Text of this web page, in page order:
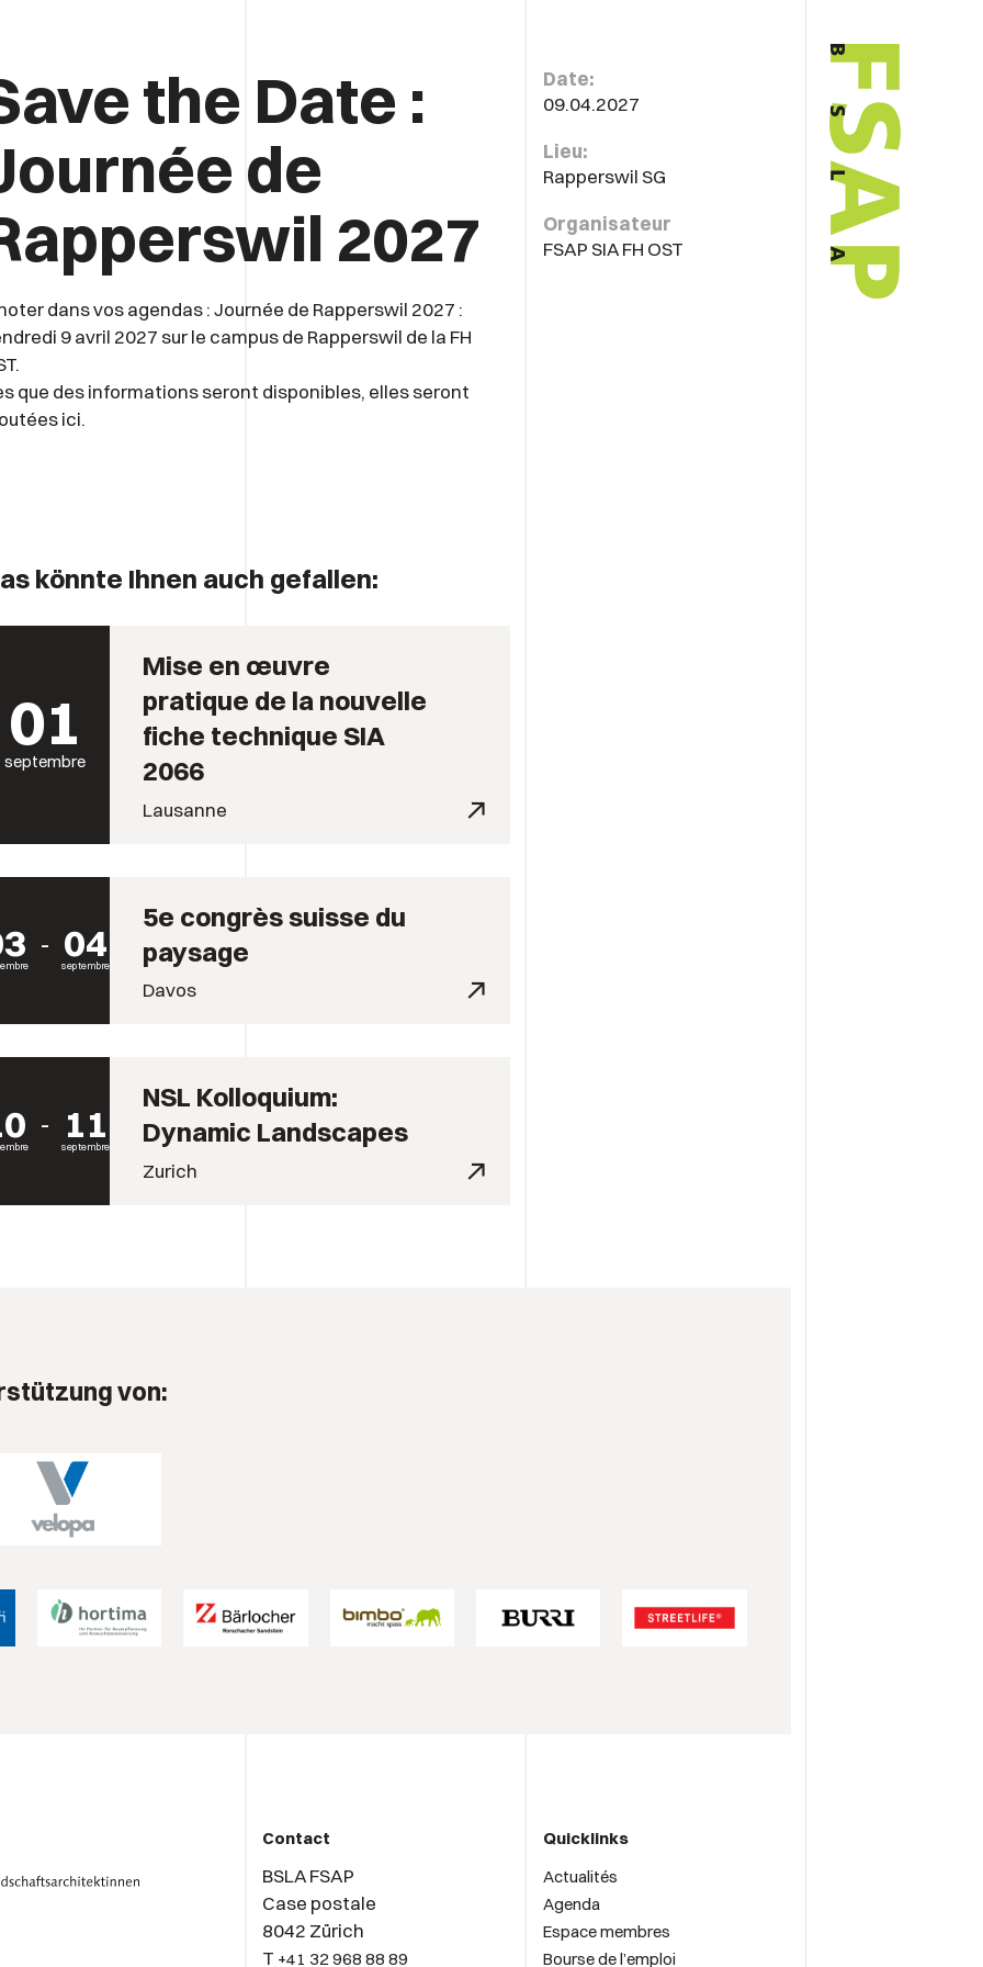
the Date :
de
2027
dans vos agendas : Journée de Rapperswil 2027 :
9 avril 2027 sur le campus de Rapperswil de la FH
que des informations seront disponibles, elles seront
ici.
könnte Ihnen auch gefallen:
01
septembre
Mise en œuvre
pratique de la nouvelle
fiche technique SIA
2066
Lausanne
04
septembre
5e congrès suisse du
paysage
Davos
11
septembre
NSL Kolloquium:
Dynamic Landscapes
Zurich
Date:
09.04.2027
Lieu:
Rapperswil SG
Organisateur
FSAP SIA FH OST
von:
Contact
BSLA FSAP
Case postale
8042 Zürich
T +41 32 968 88 89
Quicklinks
Actualités
Agenda
Espace membres
Bourse de l’emploi